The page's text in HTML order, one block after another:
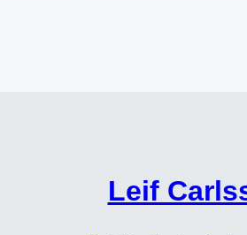
Leif